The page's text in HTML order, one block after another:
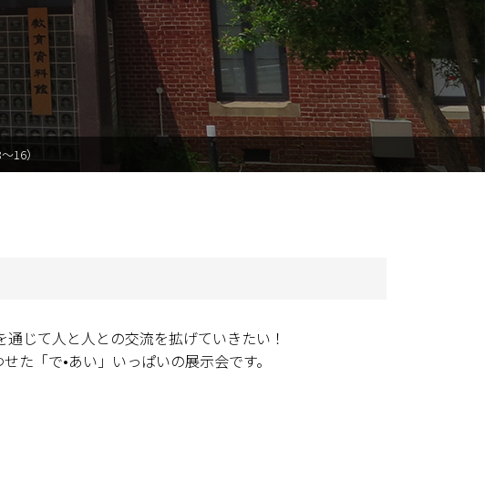
16）
じて人と人との交流を拡げていきたい！
た「で•あい」いっぱいの展示会です。